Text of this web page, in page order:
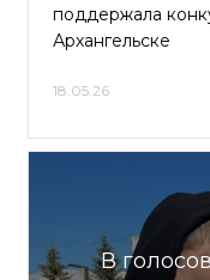
поддержала
Архангельске
18.05.26
В